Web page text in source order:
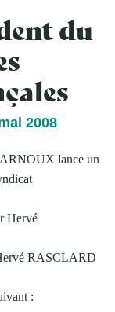
du
2008
ARNOUX lance un
Hervé
RASCLARD
: